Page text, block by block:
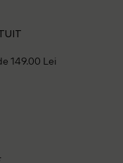
149.00 Lei